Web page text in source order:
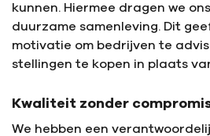
kunnen. Hiermee dragen we
duurzame samenleving. Dit
motivatie om bedrijven te
stellingen te kopen in plaats
Kwaliteit zonder
We hebben een